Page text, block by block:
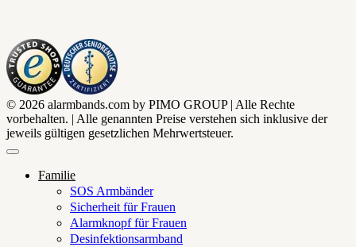
© 2026 alarmbands.com by PIMO GROUP | Alle Rechte
vorbehalten. | Alle genannten Preise verstehen sich inklusive der
jeweils gültigen gesetzlichen Mehrwertsteuer.
Familie
SOS Armbänder
Sicherheit für Frauen
Alarmknopf für Frauen
Desinfektionsarmband